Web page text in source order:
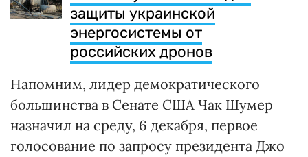
защиты украинской
энергосистемы от
российских дронов
Напомним, лидер демократического
большинства в Сенате США Чак Шумер
назначил на среду, 6 декабря, первое
голосование по запросу президента Джо